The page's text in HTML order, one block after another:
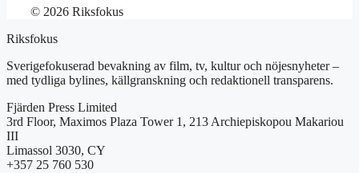
© 2026 Riksfokus
Riksfokus
Sverigefokuserad bevakning av film, tv, kultur och nöjesnyheter –
med tydliga bylines, källgranskning och redaktionell transparens.
Fjärden Press Limited
3rd Floor, Maximos Plaza Tower 1, 213 Archiepiskopou Makariou
III
Limassol 3030, CY
+357 25 760 530